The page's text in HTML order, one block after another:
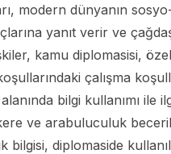
modern dünyanın
yanıt verir ve
kamu diplomasisi,
çalışma
bilgi kullanımı ile
ve arabuluculuk
bilgisi, diplomaside